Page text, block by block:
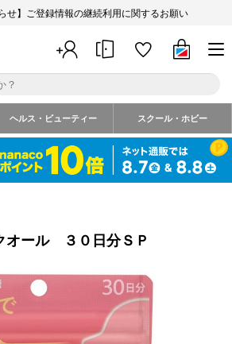
せ】ご登録情報の継続利用に関するお願い
ヘルス・ビューティー スクール・ホビー
ール ３０日分ＳＰ